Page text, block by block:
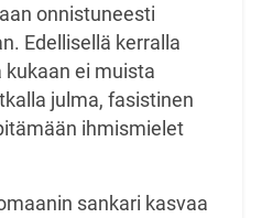
onnistuneesti
Edellisellä kerralla
kukaan ei muista
julma, fasistinen
ihmismielet
sankari kasvaa